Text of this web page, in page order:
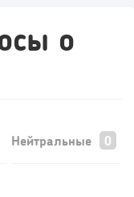
о
Нейтральные